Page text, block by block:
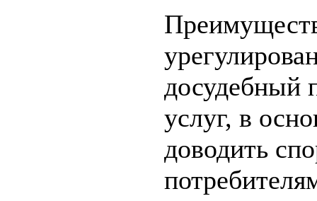
досудебный
услуг, в
доводить